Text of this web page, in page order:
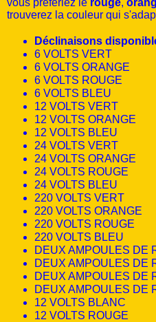
trouverez la couleur qui
Déclinaisons
6 VOLTS VERT
6 VOLTS ORANGE
6 VOLTS ROUGE
6 VOLTS BLEU
12 VOLTS VERT
12 VOLTS ORANGE
12 VOLTS BLEU
24 VOLTS VERT
24 VOLTS ORANGE
24 VOLTS ROUGE
24 VOLTS BLEU
220 VOLTS VERT
220 VOLTS ORANGE
220 VOLTS ROUGE
220 VOLTS BLEU
DEUX AMPOULES DE
DEUX AMPOULES DE
DEUX AMPOULES DE
DEUX AMPOULES DE
12 VOLTS BLANC
12 VOLTS ROUGE